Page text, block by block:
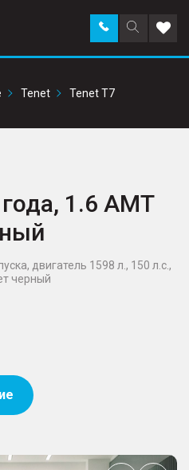
Поиск
по
Заказать
звонок в
Tenet Tenet T7
1.6 AMT
двигатель 1598 л., 150 л.с.,
черный